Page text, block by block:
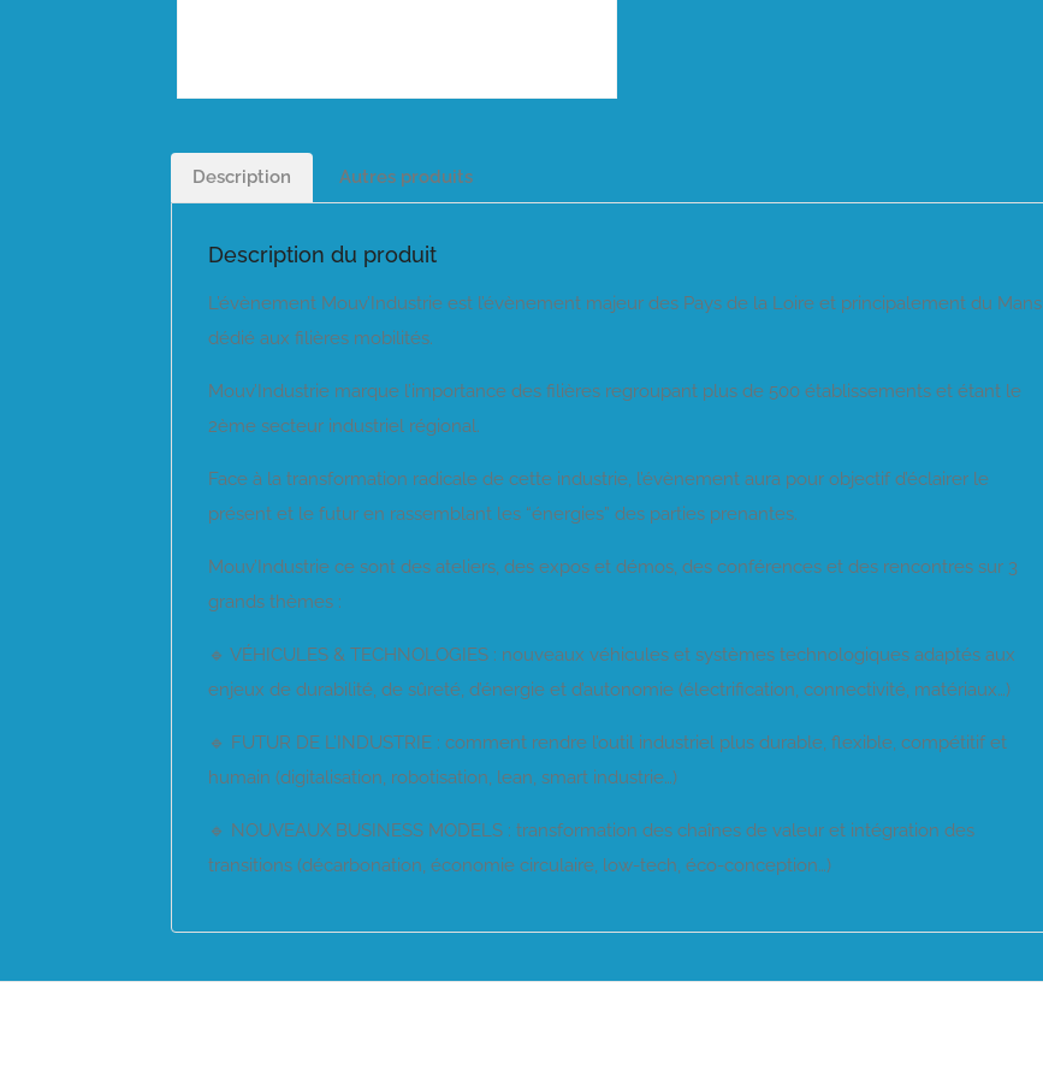
Description Autres produits
Description du produit
L’évènement Mouv’Industrie est l’évènement majeur des Pays de la Loire et principalement du Mans
dédié aux filières mobilités.
Mouv’Industrie marque l’importance des filières regroupant plus de 500 établissements et étant le
2ème secteur industriel régional.
Face à la transformation radicale de cette industrie, l’évènement aura pour objectif d’éclairer le
présent et le futur en rassemblant les “énergies” des parties prenantes.
Mouv’Industrie ce sont des ateliers, des expos et démos, des conférences et des rencontres sur 3
grands thèmes :
🔹 VÉHICULES & TECHNOLOGIES : nouveaux véhicules et systèmes technologiques adaptés aux
enjeux de durabilité, de sûreté, d’énergie et d’autonomie (électrification, connectivité, matériaux…)
🔹 FUTUR DE L’INDUSTRIE : comment rendre l’outil industriel plus durable, flexible, compétitif et
humain (digitalisation, robotisation, lean, smart industrie…)
🔹 NOUVEAUX BUSINESS MODELS : transformation des chaînes de valeur et intégration des
transitions (décarbonation, économie circulaire, low-tech, éco-conception…)